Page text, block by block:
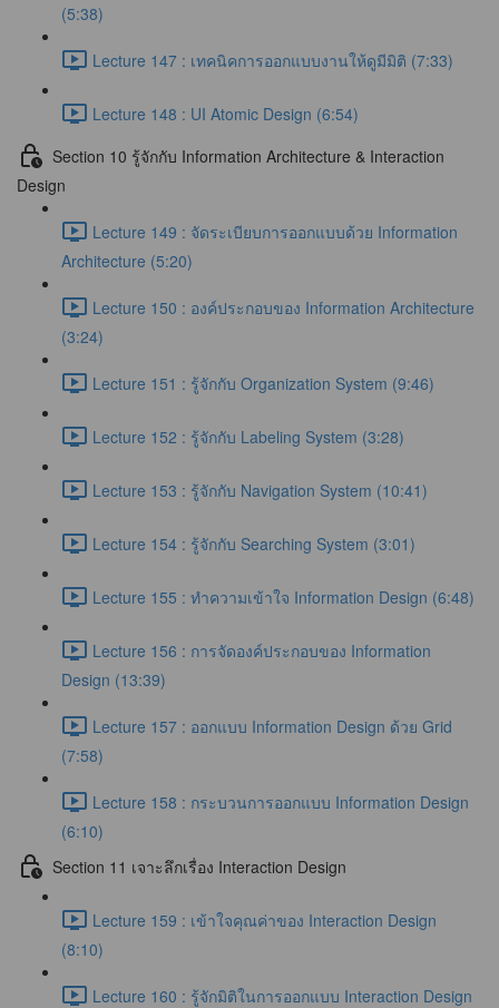
(5:38)
Lecture 147 : เทคนิคการออกแบบงานให้ดูมีมิติ (7:33)
Lecture 148 : UI Atomic Design (6:54)
Section 10 รู้จักกับ Information Architecture & Interaction
Design
Lecture 149 : จัดระเบียบการออกแบบด้วย Information
Architecture (5:20)
Lecture 150 : องค์ประกอบของ Information Architecture
(3:24)
Lecture 151 : รู้จักกับ Organization System (9:46)
Lecture 152 : รู้จักกับ Labeling System (3:28)
Lecture 153 : รู้จักกับ Navigation System (10:41)
Lecture 154 : รู้จักกับ Searching System (3:01)
Lecture 155 : ทำความเข้าใจ Information Design (6:48)
Lecture 156 : การจัดองค์ประกอบของ Information
Design (13:39)
Lecture 157 : ออกแบบ Information Design ด้วย Grid
(7:58)
Lecture 158 : กระบวนการออกแบบ Information Design
(6:10)
Section 11 เจาะลึกเรื่อง Interaction Design
Lecture 159 : เข้าใจคุณค่าของ Interaction Design
(8:10)
Lecture 160 : รู้จักมิติในการออกแบบ Interaction Design